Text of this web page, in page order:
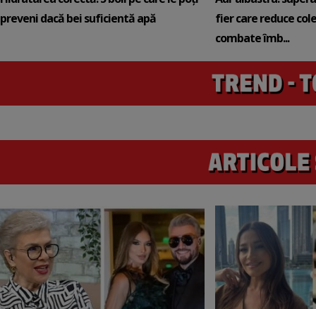
preveni dacă bei suficientă apă
fier care reduce
combate îmb...